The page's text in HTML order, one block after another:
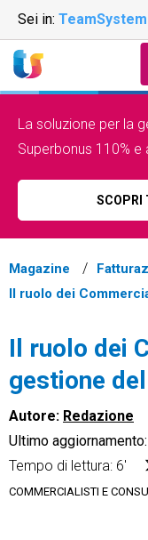
Sei in:
La soluzione per la
Superbonus 110%
SCOPRI
Magazine
Il ruolo dei
Il ruolo dei
gestione
Autore: Redazione
Ultimo
Tempo di lettura: 6'
COMMERCIALISTI E